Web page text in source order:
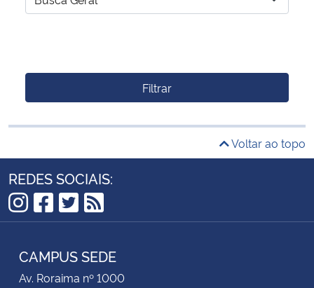
Filtrar
Voltar ao topo
REDES SOCIAIS:
Instagram
Facebook
Twitter
RSS
CAMPUS SEDE
Av. Roraima nº 1000